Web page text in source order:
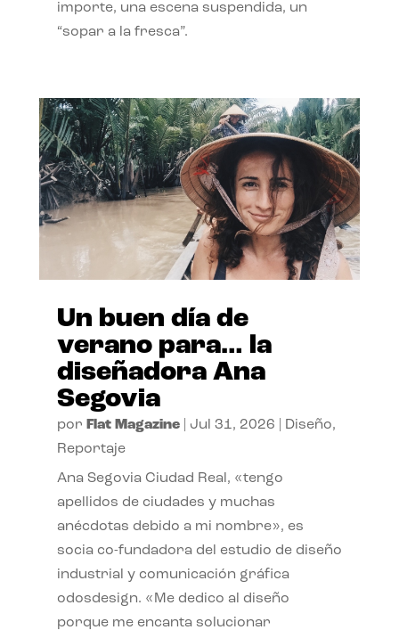
importe, una escena suspendida, un
“sopar a la fresca”.
Un buen día de
verano para… la
diseñadora Ana
Segovia
por Flat Magazine| Jul 31, 2026 Diseño,
Reportaje
Ana Segovia Ciudad Real, «tengo
apellidos de ciudades y muchas
anécdotas debido a mi nombre», es
socia co-fundadora del estudio de diseño
industrial y comunicación gráfica
odosdesign. «Me dedico al diseño
porque me encanta solucionar